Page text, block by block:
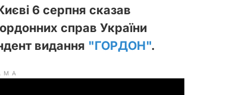
6 серпня сказав
справ України
видання "ГОРДОН".